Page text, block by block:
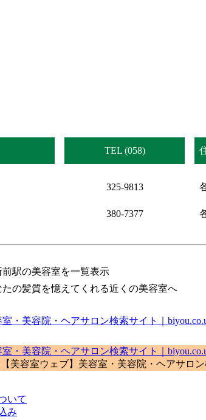
TEL (058)
325-9813
380-7377
駅の美容室を一覧表示
の髪質を憶えてくれる近くの美容室へ
室・美容院・ヘアサロン検索サイト｜
室・美容院・ヘアサロン検索サイト｜
美容室ウェブ】美容室・美容院・ヘアサロン
いて
み